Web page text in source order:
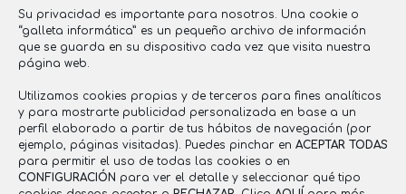
Su privacidad es importante para nosotros. Una cookie o
“galleta informática” es un pequeño archivo de información
que se guarda en su dispositivo cada vez que visita nuestra
página web.
Utilizamos cookies propias y de terceros para fines analíticos
y para mostrarte publicidad personalizada en base a un
perfil elaborado a partir de tus hábitos de navegación (por
ejemplo, páginas visitadas). Puedes pinchar en ACEPTAR TODAS
para permitir el uso de todas las cookies o en
CONFIGURACIÓN para ver el detalle y seleccionar qué tipo
www.saboresentucasa.com
saboresentucasa2016@gmail.com
637 855 356
Registro Sanitario
RGSEAA: 26.021121/CR